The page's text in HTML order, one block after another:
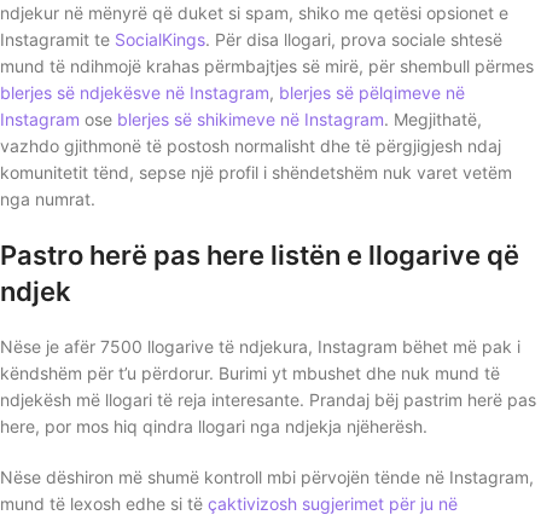
ndjekur në mënyrë që duket si spam, shiko me qetësi opsionet e
Instagramit te SocialKings. Për disa llogari, prova sociale shtesë
mund të ndihmojë krahas përmbajtjes së mirë, për shembull përmes
blerjes së ndjekësve në Instagram, blerjes së pëlqimeve në
Instagram ose blerjes së shikimeve në Instagram. Megjithatë,
vazhdo gjithmonë të postosh normalisht dhe të përgjigjesh ndaj
komunitetit tënd, sepse një profil i shëndetshëm nuk varet vetëm
nga numrat.
Pastro herë pas here listën e llogarive që
ndjek
Nëse je afër 7500 llogarive të ndjekura, Instagram bëhet më pak i
këndshëm për t’u përdorur. Burimi yt mbushet dhe nuk mund të
ndjekësh më llogari të reja interesante. Prandaj bëj pastrim herë pas
here, por mos hiq qindra llogari nga ndjekja njëherësh.
Nëse dëshiron më shumë kontroll mbi përvojën tënde në Instagram,
mund të lexosh edhe si të çaktivizosh sugjerimet për ju në